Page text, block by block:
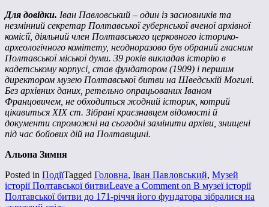
Для довідки. Іван Павловський – один із засновників та
незмінний секретар Полтавської губернської вченої архівної
комісії, діяльний член Полтавського церковного історико-
археологічного комітету, неодноразово був обраний гласним
Полтавської міської думи. 39 років викладав історію в
кадетському корпусі, став фундатором (1909) і першим
директором музею Полтавської битви на Шведській Могилі.
Без архівних даних, ретельно опрацьованих Іваном
Францовичем, не обходиться жодний історик, котрий
цікавиться ХІХ ст. Зібрані краєзнавцем відомості й
документи спроможні на сьогодні замінити архіви, знищені
під час бойових дій на Полтавщині.
Альона Зимня
Posted in ПодіїTagged Головна, Іван Павловський, Музей
історії Полтавської битвиLeave a Comment on В музеї історії
Полтавської битви до 171-річчя його фундатора зібралися на